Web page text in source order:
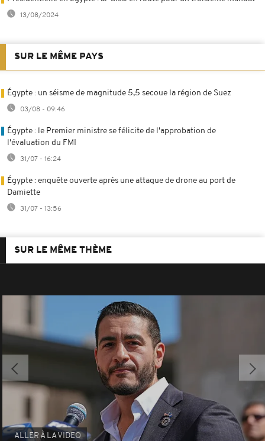
13/08/2024
SUR LE MÊME PAYS
Égypte : un séisme de magnitude 5,5 secoue la région de Suez
03/08 - 09:46
Égypte : le Premier ministre se félicite de l'approbation de
l'évaluation du FMI
31/07 - 16:24
Égypte : enquête ouverte après une attaque de drone au port de
Damiette
31/07 - 13:56
SUR LE MÊME THÈME
ALLER À LA VIDEO